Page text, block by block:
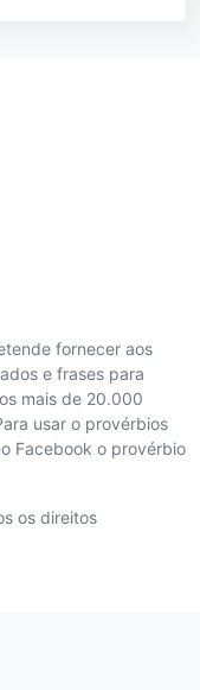
fornecer aos
e frases para
mais de 20.000
usar o provérbios
Facebook o provérbio
os direitos